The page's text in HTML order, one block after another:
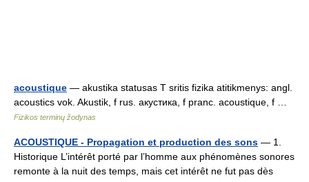
acoustique — akustika statusas T sritis fizika atitikmenys: angl.
acoustics vok. Akustik, f rus. акустика, f pranc. acoustique, f …
Fizikos terminų žodynas
ACOUSTIQUE - Propagation et production des sons — 1.
Historique L’intérêt porté par l’homme aux phénomènes sonores
remonte à la nuit des temps, mais cet intérêt ne fut pas dès